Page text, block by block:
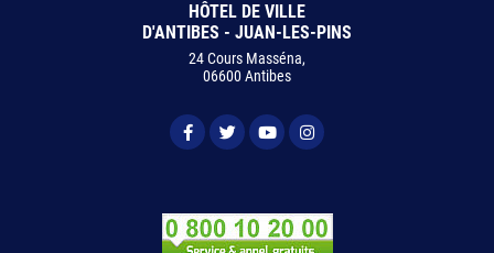
HÔTEL DE VILLE
D'ANTIBES - JUAN-LES-PINS
24 Cours Masséna,
06600 Antibes